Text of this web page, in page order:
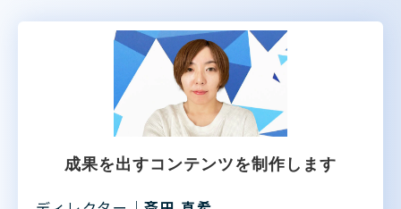
成果を出すコンテンツを制作します